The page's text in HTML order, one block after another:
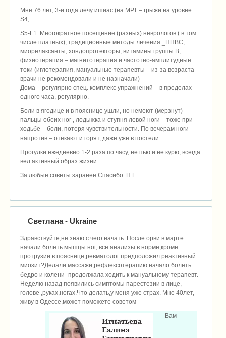
Мне 76 лет, 3-и года лечу ишиас (на МРТ – грыжи на уровне
S4,
S5-L1. Многократное посещение (разных) неврологов ( в том
числе платных), традиционные методы лечения _НПВС,
миорелаксанты, хондопротекторы, витамины группы В,
физиотерапия – магнитотерапия и частотно-амплитудные
токи (иглотерапия, мануальные терапевты – из-за возраста
врачи не рекомендовали и не назначали)
Дома – регулярно спец. комплекс упражнений – в пределах
одного часа, регулярно.
Боли в ягодице и в пояснице ушли, но немеют (мерзнут)
пальцы обеих ног , лодыжка и ступня левой ноги – тоже при
ходьбе – боли, потеря чувствительности. По вечерам ноги
напротив – отекают и горят, даже уже в постели.
Прогулки ежедневно 1-2 раза по часу, не пью и не курю, всегда
вел активный образ жизни.
За любые советы заранее Спасибо. П.Е
Светлана- Ukraine
Здравствуйте,не знаю с чего начать. После орви в марте
начали болеть мышцы ног, все анализы в норме,кроме
протрузии в пояснице,ревматолог предположил реактивный
миозит?Делали массажи,рефлексотерапию начало болеть
бедро и колени- продолжала ходить к мануальному терапевт.
Неделю назад появились симптомы парестезии в лице,
голове ,руках,ногах.Что делать,у меня уже страх. Мне 40лет,
живу в Одессе,может поможете советом
Вам